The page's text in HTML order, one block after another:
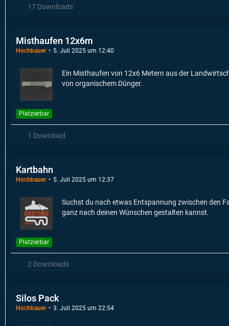
17 Downloads
Misthaufen 12x6m
Hochbauer 5. Juli 2025 um 12:40
Ein Misthaufen von 12x6 Metern aus der
von organischem Dünger.
Platzierbar
1 Download
Kartbahn
Hochbauer 5. Juli 2025 um 12:37
Suchst du nach etwas Entspannung zwischen den
ganz nach deinen Wünschen gestalten kannst.
Platzierbar
2 Downloads
Silos Pack
Hochbauer 3. Juli 2025 um 22:54